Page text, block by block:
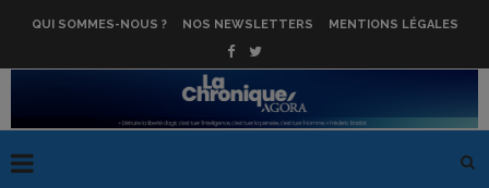
QUI SOMMES-NOUS ? NOS NEWSLETTERS MENTIONS LÉGALES